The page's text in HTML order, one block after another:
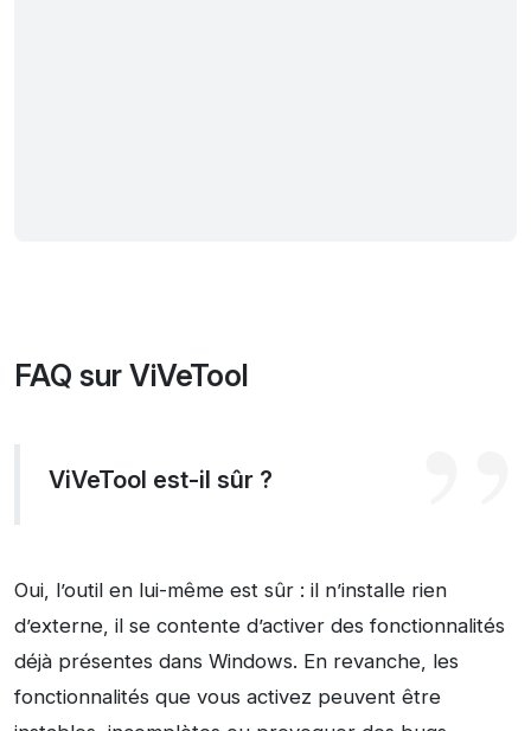
FAQ sur ViVeTool
ViVeTool est-il sûr ?
Oui, l’outil en lui-même est sûr : il n’installe rien
d’externe, il se contente d’activer des fonctionnalités
déjà présentes dans Windows. En revanche, les
fonctionnalités que vous activez peuvent être